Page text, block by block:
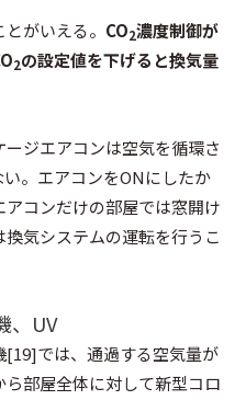
がいえる。 CO2濃度制御が
2の設定値を下げると換気量
ジエアコンは空気を循環さ
。エアコンをONにしたか
コンだけの部屋では窓開け
気システムの運転を行うこ
、UV
[19]では、通過する空気量が
部屋全体に対して新型コロ